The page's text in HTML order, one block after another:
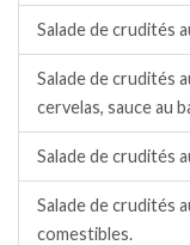
Salade de crudités
Salade de crudités
cervelas, sauce au
Salade de crudités
Salade de crudités
comestibles.